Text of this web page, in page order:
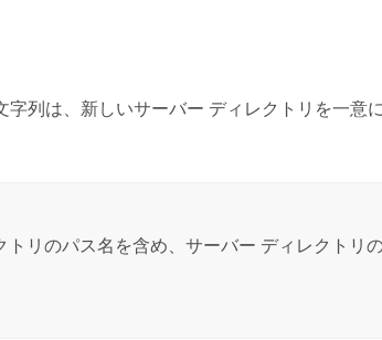
字列は、新しいサーバー ディレクトリを一意
リのパス名を含め、サーバー ディレクトリ